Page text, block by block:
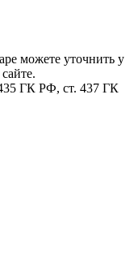
можете уточнить у
ГК РФ, cт. 437 ГК